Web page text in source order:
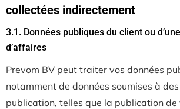
collectées indirectement
3.1. Données publiques du client ou
d’affaires
Prevom BV peut traiter vos données
notamment de données soumises à
publication, telles que la publication